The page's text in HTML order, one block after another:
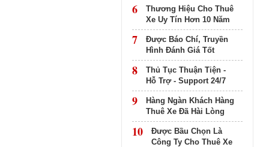
6
Thương Hiệu Cho Thuê
Xe Uy Tín Hơn 10 Năm
7
Được Báo Chí, Truyền
Hình Đánh Giá Tốt
8
Thủ Tục Thuận Tiện -
Hỗ Trợ - Support 24/7
9
Hàng Ngàn Khách Hàng
Thuê Xe Đã Hài Lòng
10
Được Bầu Chọn Là
Công Ty Cho Thuê Xe